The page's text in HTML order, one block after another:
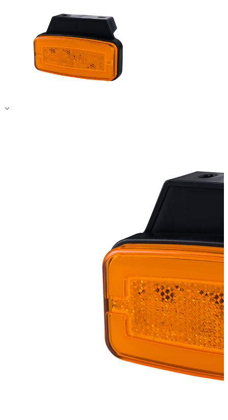
Meine Einstellungen speichern
Alle akzeptieren